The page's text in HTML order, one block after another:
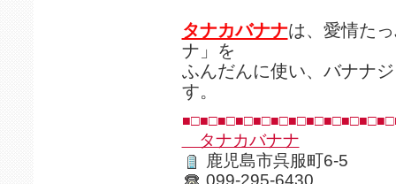
タナカバナナは、愛情た
ナ」を
ふんだんに使い、バナナ
す。
タナカバナナ
鹿児島市呉服町6-5
099-295-6430